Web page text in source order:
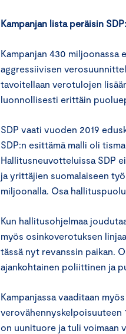
Kampanjan lista peräisin
Kampanjan 430
aggressiivisen
tavoitellaan verotulojen
luonnollisesti erittäin
SDP vaati vuoden 2019
SDP:n esittämä malli oli
Hallitusneuvotteluissa SDP
ja yrittäjien suomalaiseen
miljoonalla. Osa
Kun hallitusohjelmaa
myös osinkoverotuksen
tässä nyt revanssin paikan.
ajankohtainen poliittinen ja
Kampanjassa vaaditaan
verovähennyskelpoisuuteen
on uunituore ja tuli voimaan